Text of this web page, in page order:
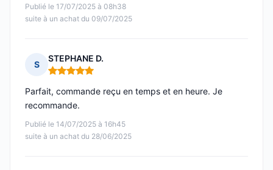
Publié le 17/07/2025 à 08h38
suite à un achat du 09/07/2025
S
STEPHANE D.
Note : 5 sur 5
Publié le 14/07/2025 à 16h45
suite à un achat du 28/06/2025
Parfait, commande reçu en temps et en heure. Je
recommande.